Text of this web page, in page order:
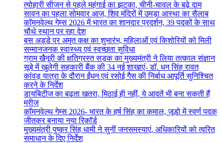
त्योहारी सीजन से पहले महंगाई का झटका, चीनी-चावल के बढ़े दाम
सावन का पहला सोमवार आज, शिव मंदिरों में उमड़ा आस्था का सैलाब
कॉमनवेल्थ गेम्स 2026 में भारत का शानदार प्रदर्शन, 39 पदकों के साथ
चौथे स्थान पर रहा देश
बस अड्डे पर अमृत कक्ष का शुभारंभ, महिलाओं एवं किशोरियों को मिली
सम्मानजनक स्वास्थ्य एवं स्वच्छता सुविधा
ग्राम खैनूरी की क्षतिग्रस्त सड़क का मुख्यमंत्री ने लिया तत्काल संज्ञान
सूबे में खुलेगी सहकारी बैंक की 34 नई शाखाएं- डाॅ. धन सिंह रावत
कांवड़ यात्रा के दौरान ईंधन एवं रसोई गैस की निर्बाध आपूर्ति सुनिश्चित
करने के निर्देश
डायबिटीज का बढ़ता खतरा, मिठाई ही नहीं, ये आदतें भी बना सकती हैं
मरीज
कॉमनवेल्थ गेम्स 2026- भारत के हर्ष सिंह का कमाल, जूडो में स्वर्ण पदक
जीतकर बनाया नया रिकॉर्ड
मुख्यमंत्री पुष्कर सिंह धामी ने सुनीं जनसमस्याएं, अधिकारियों को त्वरित
समाधान के दिए निर्देश